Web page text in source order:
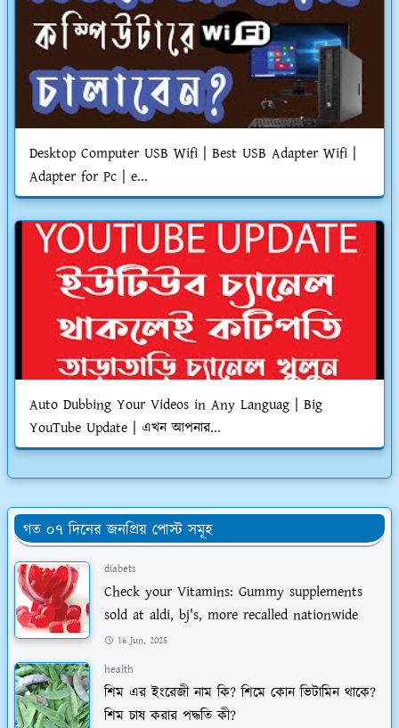
Desktop Computer USB Wifi | Best USB Adapter Wifi |
Adapter for Pc | e...
Auto Dubbing Your Videos in Any Languag | Big
YouTube Update | এখন আপনার...
গত ০৭ দিনের জনপ্রিয় পোস্ট সমূহ
diabets
Check your Vitamins: Gummy supplements
sold at aldi, bj's, more recalled nationwide
16 Jun, 2025
health
শিম এর ইংরেজী নাম কি? শিমে কোন ভিটামিন থাকে?
শিম চাষ করার পদ্ধতি কী?